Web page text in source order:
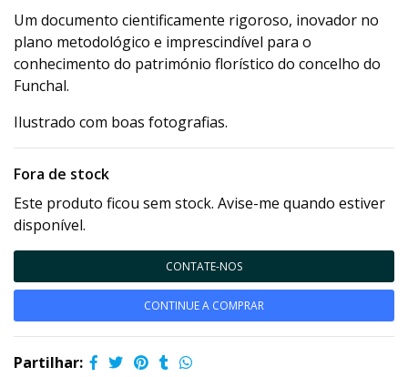
Um documento cientificamente rigoroso, inovador no
plano metodológico e imprescindível para o
conhecimento do património florístico do concelho do
Funchal.
Ilustrado com boas fotografias.
Fora de stock
Este produto ficou sem stock. Avise-me quando estiver
disponível.
CONTATE-NOS
CONTINUE A COMPRAR
Partilhar: